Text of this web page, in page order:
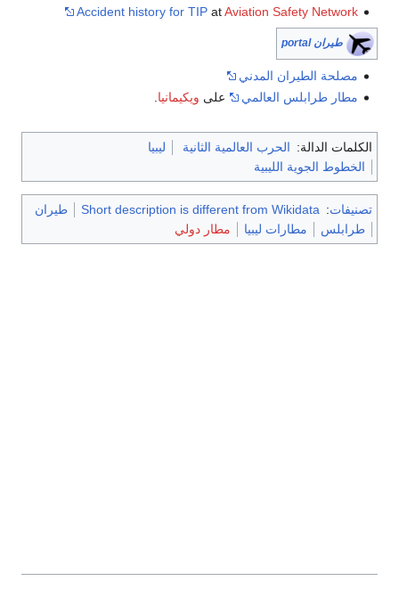
Accident history for TIPatAviation Safety Network
طيران portal
مصلحة الطيران المدني
مطار طرابلس العالمي
على ويكيمانيا
الكلمات الدالة: الحرب العالمية الثانية
ليبيا
الخطوط الجوية الليبية
تصنيفات:
Short description is different from Wikidata
طيران
طرابلس
مطارات ليبيا مطار دولي